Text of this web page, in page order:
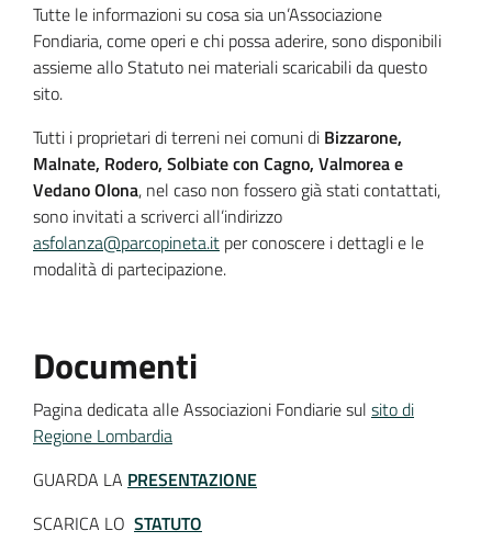
Tutte le informazioni su cosa sia un’Associazione
Fondiaria, come operi e chi possa aderire, sono disponibili
assieme allo Statuto nei materiali scaricabili da questo
sito.
Tutti i proprietari di terreni nei comuni di Bizzarone,
Malnate, Rodero, Solbiate con Cagno, Valmorea e
Vedano Olona, nel caso non fossero già stati contattati,
sono invitati a scriverci all’indirizzo
asfolanza@parcopineta.it per conoscere i dettagli e le
modalità di partecipazione.
Documenti
Pagina dedicata alle Associazioni Fondiarie sul sito di
Regione Lombardia
GUARDA LA PRESENTAZIONE
SCARICA LO STATUTO